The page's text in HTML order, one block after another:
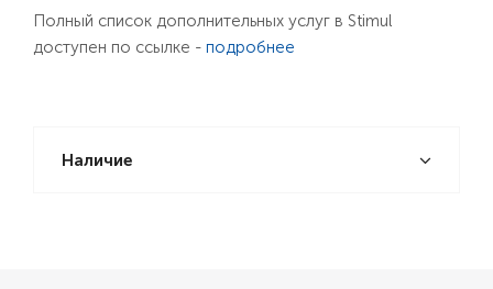
Полный список дополнительных услуг в Stimul
доступен по ссылке - подробнее
Наличие